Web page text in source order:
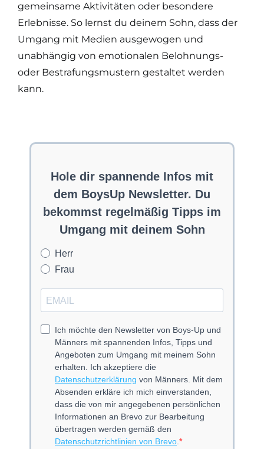
gemeinsame Aktivitäten oder besondere
Erlebnisse. So lernst du deinem Sohn, dass der
Umgang mit Medien ausgewogen und
unabhängig von emotionalen Belohnungs-
oder Bestrafungsmustern gestaltet werden
kann.